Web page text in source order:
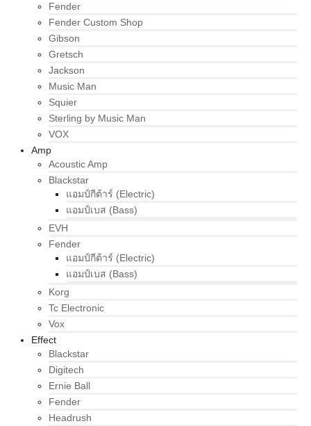
Fender
Fender Custom Shop
Gibson
Gretsch
Jackson
Music Man
Squier
Sterling by Music Man
VOX
Amp
Acoustic Amp
Blackstar
แอมป์กีต้าร์ (Electric)
แอมป์เบส (Bass)
EVH
Fender
แอมป์กีต้าร์ (Electric)
แอมป์เบส (Bass)
Korg
Tc Electronic
Vox
Effect
Blackstar
Digitech
Ernie Ball
Fender
Headrush